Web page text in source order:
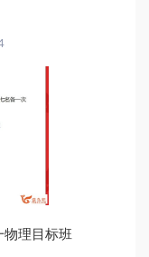
理目标班